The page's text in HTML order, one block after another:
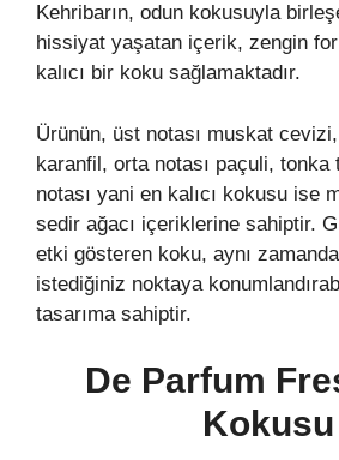
Kehribarın, odun kokusuyla
hissiyat yaşatan içerik, zengin
kalıcı bir koku sağlamaktadır.
Ürünün, üst notası muskat
karanfil, orta notası paçuli, tonka
notası yani en kalıcı kokusu ise
sedir ağacı içeriklerine sahiptir.
etki gösteren koku, aynı
istediğiniz noktaya
tasarıma sahiptir.
De Parfum
Kokusu